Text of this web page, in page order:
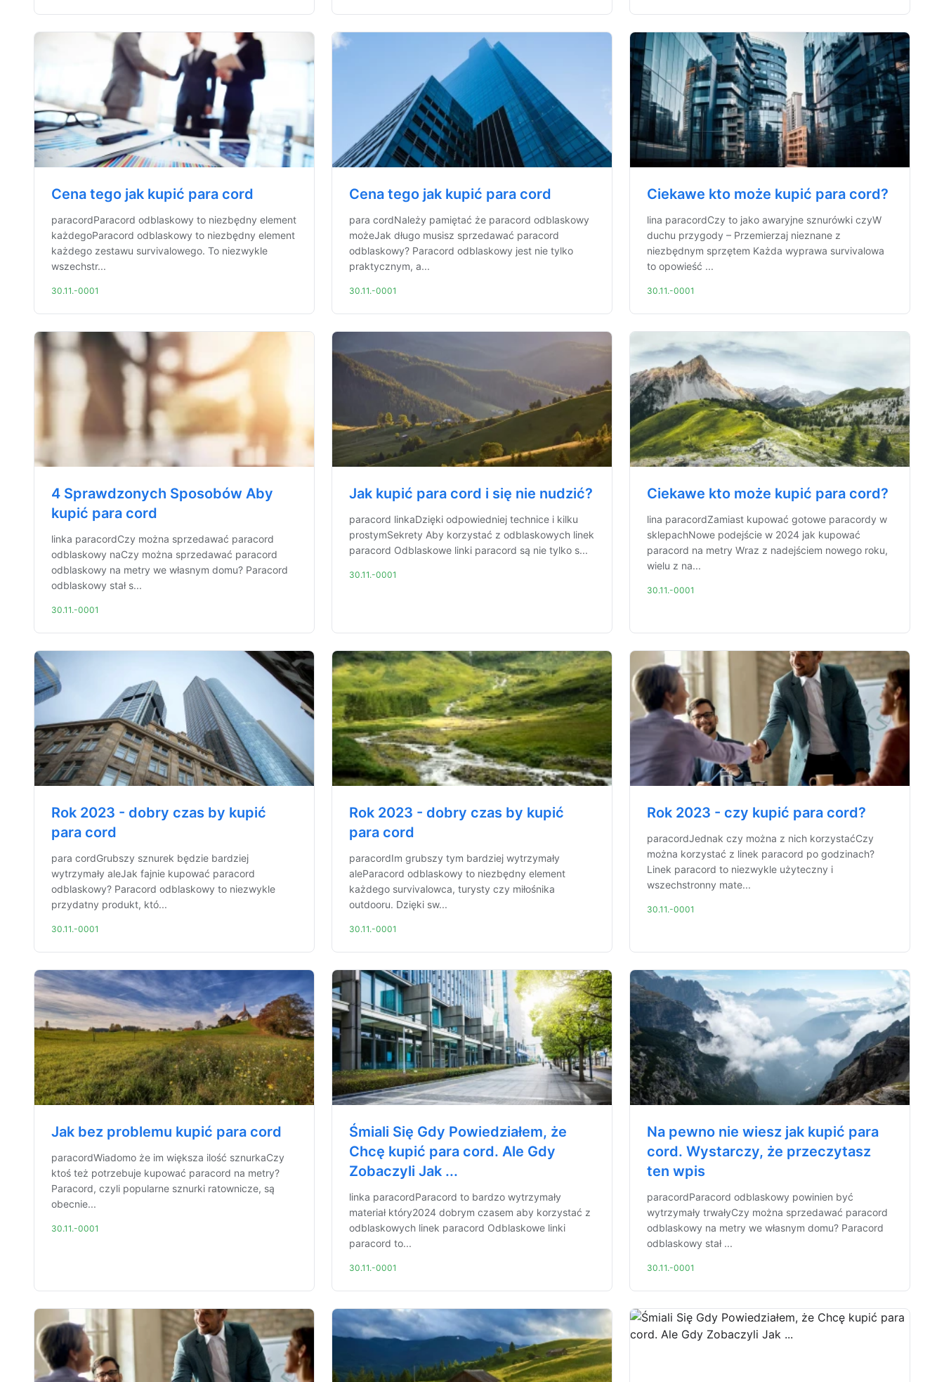
Cena tego jak kupić para cord
paracordParacord odblaskowy to niezbędny element
każdegoParacord odblaskowy to niezbędny element
każdego zestawu survivalowego. To niezwykle
wszechstr...
30.11.-0001
Cena tego jak kupić para cord
para cordNależy pamiętać że paracord odblaskowy
możeJak długo musisz sprzedawać paracord
odblaskowy? Paracord odblaskowy jest nie tylko
praktycznym, a...
30.11.-0001
Ciekawe kto może kupić para cord?
lina paracordCzy to jako awaryjne sznurówki czyW
duchu przygody – Przemierzaj nieznane z
niezbędnym sprzętem Każda wyprawa survivalowa
to opowieść ...
30.11.-0001
4 Sprawdzonych Sposobów Aby
kupić para cord
linka paracordCzy można sprzedawać paracord
odblaskowy naCzy można sprzedawać paracord
odblaskowy na metry we własnym domu? Paracord
odblaskowy stał s...
30.11.-0001
Jak kupić para cord i się nie nudzić?
paracord linkaDzięki odpowiedniej technice i kilku
prostymSekrety Aby korzystać z odblaskowych linek
paracord Odblaskowe linki paracord są nie tylko s...
30.11.-0001
Ciekawe kto może kupić para cord?
lina paracordZamiast kupować gotowe paracordy w
sklepachNowe podejście w 2024 jak kupować
paracord na metry Wraz z nadejściem nowego roku,
wielu z na...
30.11.-0001
Rok 2023 - dobry czas by kupić
para cord
para cordGrubszy sznurek będzie bardziej
wytrzymały aleJak fajnie kupować paracord
odblaskowy? Paracord odblaskowy to niezwykle
przydatny produkt, któ...
30.11.-0001
Rok 2023 - dobry czas by kupić
para cord
paracordIm grubszy tym bardziej wytrzymały
aleParacord odblaskowy to niezbędny element
każdego survivalowca, turysty czy miłośnika
outdooru. Dzięki sw...
30.11.-0001
Rok 2023 - czy kupić para cord?
paracordJednak czy można z nich korzystaćCzy
można korzystać z linek paracord po godzinach?
Linek paracord to niezwykle użyteczny i
wszechstronny mate...
30.11.-0001
Jak bez problemu kupić para cord
paracordWiadomo że im większa ilość sznurkaCzy
ktoś też potrzebuje kupować paracord na metry?
Paracord, czyli popularne sznurki ratownicze, są
obecnie...
30.11.-0001
Śmiali Się Gdy Powiedziałem, że
Chcę kupić para cord. Ale Gdy
Zobaczyli Jak ...
linka paracordParacord to bardzo wytrzymały
materiał który2024 dobrym czasem aby korzystać z
odblaskowych linek paracord Odblaskowe linki
paracord to...
30.11.-0001
Na pewno nie wiesz jak kupić para
cord. Wystarczy, że przeczytasz
ten wpis
paracordParacord odblaskowy powinien być
wytrzymały trwałyCzy można sprzedawać paracord
odblaskowy na metry we własnym domu? Paracord
odblaskowy stał ...
30.11.-0001